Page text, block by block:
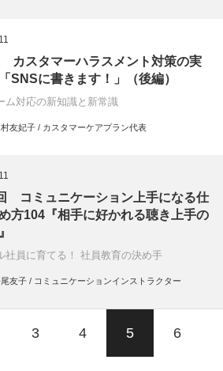
カスタマーハラスメント対策の実
SNSに書きます！」（後編）
ム対応の新知識と新常識
友妃子 / カスタマーケアプラン代表
コミュニケーション上手になる仕
方104『相手に好かれる聴き上手の
社員に育てる！ 社員教育の決め手
友子 / コミュニケーションインストラクター
3 4 5 6